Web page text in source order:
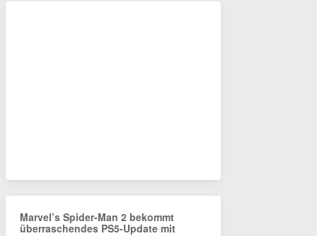
Marvel’s Spider-Man 2 bekommt
überraschendes PS5-Update mit